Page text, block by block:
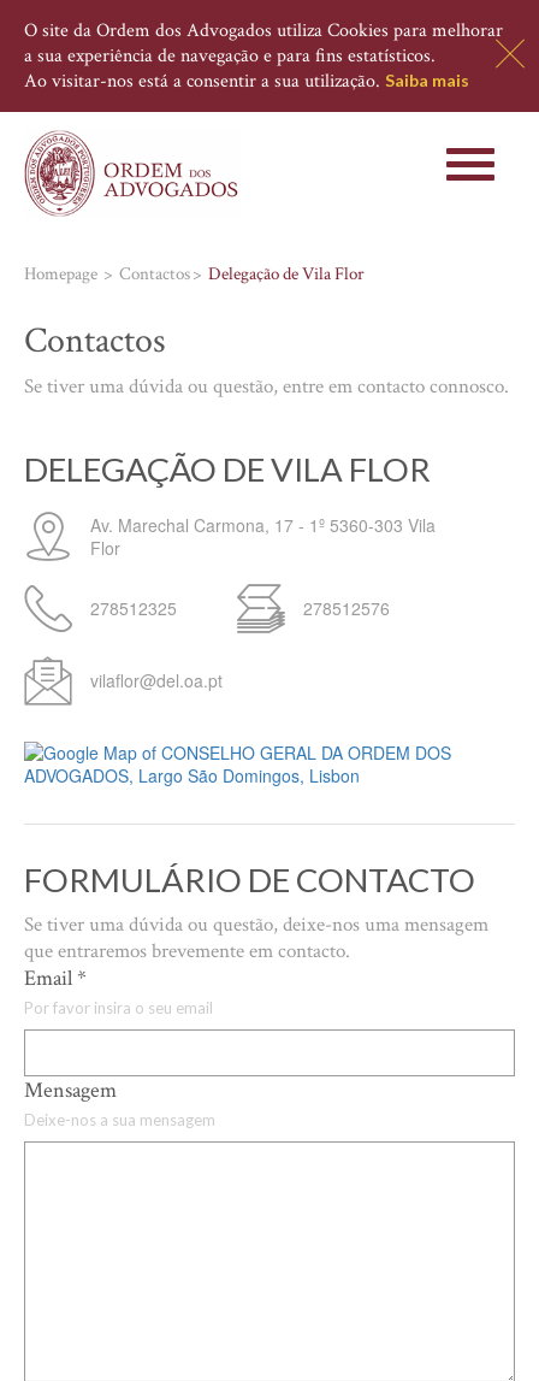
O site da Ordem dos Advogados utiliza Cookies para melhorar
a sua experiência de navegação e para fins estatísticos.
Ao visitar-nos está a consentir a sua utilização. Saiba mais
Toggle
Homepage Contactos Delegação de Vila Flor
Contactos
Se tiver uma dúvida ou questão, entre em contacto connosco.
DELEGAÇÃO DE VILA FLOR
Av. Marechal Carmona, 17 - 1º 5360-303 Vila
Flor
278512325 278512576
vilaflor@del.oa.pt
FORMULÁRIO DE CONTACTO
Se tiver uma dúvida ou questão, deixe-nos uma mensagem
que entraremos brevemente em contacto.
Email*
Por favor insira o seu email
Mensagem
Deixe-nos a sua mensagem